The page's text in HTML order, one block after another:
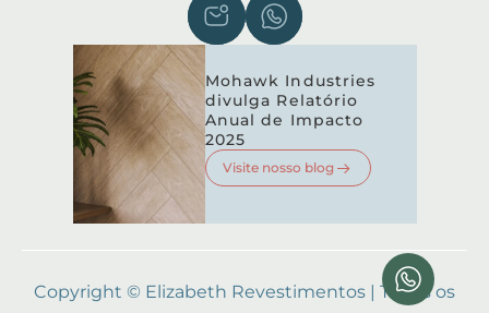
Mohawk Industries
divulga Relatório
Anual de Impacto
2025
Visite nosso blog
Copyright © Elizabeth Revestimentos | Todos os